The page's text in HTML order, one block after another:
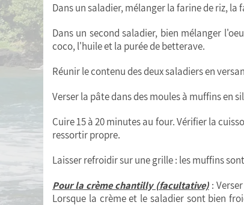
Dans un saladier, mélanger la farine de riz,
Dans un second saladier, bien mélanger
coco, l'huile et la purée de betterave.
Réunir le contenu des deux saladiers en
Verser la pâte dans des moules à muffins en
Cuire 15 à 20 minutes au four. Vérifier la
ressortir propre.
Laisser refroidir sur une grille : les muffins
Pour la crème chantilly (facultative):
Lorsque la crème et le saladier sont bien